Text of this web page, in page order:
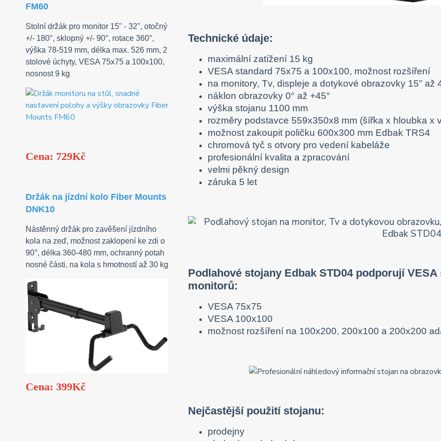
FM60
Stolní držák pro monitor 15" - 32", otočný
+/- 180°, sklopný +/- 90°, rotace 360°,
výška 78-519 mm, délka max. 526 mm, 2
stolové úchyty, VESA 75x75 a 100x100,
nosnost 9 kg
Cena: 729Kč
Držák na jízdní kolo Fiber Mounts
DNK10
Nástěnný držák pro zavěšení jízdního
kola na zeď, možnost zaklopení ke zdi o
90°, délka 360-480 mm, ochranný potah
nosné části, na kola s hmotností až 30 kg
Cena: 399Kč
Technické údaje:
maximální zatížení 15 kg
VESA standard 75x75 a 100x100, možnost rozšíření
na monitory, Tv, displeje a dotykové obrazovky 15" až
náklon obrazovky 0° až +45°
výška stojanu 1100 mm
rozměry podstavce 559x350x8 mm (šířka x hloubka x
možnost zakoupit poličku 600x300 mm Edbak TRS4
chromová tyč s otvory pro vedení kabeláže
profesionální kvalita a zpracování
velmi pěkný design
záruka 5 let
Podlahové stojany Edbak STD04 podporují
monitorů:
VESA 75x75
VESA 100x100
možnost rozšíření na 100x200, 200x100 a 200x200
Nejčastější použití stojanu:
prodejny